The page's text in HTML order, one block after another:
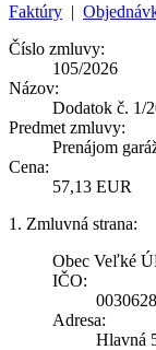
Faktúry |
Číslo zmluvy:
105/2026
Názov:
Dodatok č. 1/
Predmet zmluvy:
Prenájom
Cena:
57,13 EUR
1. Zmluvná strana:
Obec Veľké
IČO:
Adresa:
Hlavná